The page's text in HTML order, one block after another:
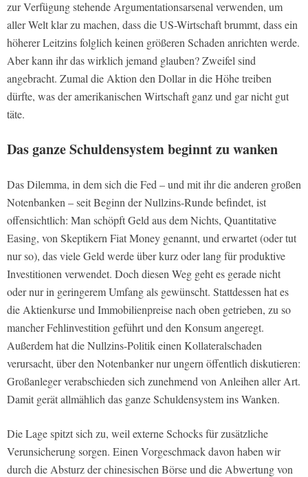
zur Verfügung stehende Argumentationsarsenal verwenden, um
aller Welt klar zu machen, dass die US-Wirtschaft brummt, dass ein
höherer Leitzins folglich keinen größeren Schaden anrichten werde.
Aber kann ihr das wirklich jemand glauben? Zweifel sind
angebracht. Zumal die Aktion den Dollar in die Höhe treiben
dürfte, was der amerikanischen Wirtschaft ganz und gar nicht gut
täte.
Das ganze Schuldensystem beginnt zu wanken
Das Dilemma, in dem sich die Fed – und mit ihr die anderen großen
Notenbanken – seit Beginn der Nullzins-Runde befindet, ist
offensichtlich: Man schöpft Geld aus dem Nichts, Quantitative
Easing, von Skeptikern Fiat Money genannt, und erwartet (oder tut
nur so), das viele Geld werde über kurz oder lang für produktive
Investitionen verwendet. Doch diesen Weg geht es gerade nicht
oder nur in geringerem Umfang als gewünscht. Stattdessen hat es
die Aktienkurse und Immobilienpreise nach oben getrieben, zu so
mancher Fehlinvestition geführt und den Konsum angeregt.
Außerdem hat die Nullzins-Politik einen Kollateralschaden
verursacht, über den Notenbanker nur ungern öffentlich diskutieren:
Großanleger verabschieden sich zunehmend von Anleihen aller Art.
Damit gerät allmählich das ganze Schuldensystem ins Wanken.
Die Lage spitzt sich zu, weil externe Schocks für zusätzliche
Verunsicherung sorgen. Einen Vorgeschmack davon haben wir
durch die Absturz der chinesischen Börse und die Abwertung von